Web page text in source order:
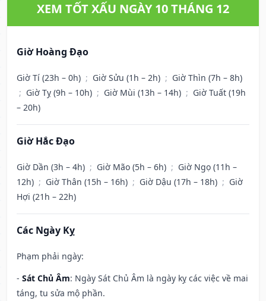
XEM TỐT XẤU NGÀY 10 THÁNG 12
Giờ Hoàng Đạo
Giờ Tí (23h – 0h) ; Giờ Sửu (1h – 2h) ; Giờ Thìn (7h – 8h)
; Giờ Tỵ (9h – 10h) ; Giờ Mùi (13h – 14h) ; Giờ Tuất (19h
– 20h)
Giờ Hắc Đạo
Giờ Dần (3h – 4h) ; Giờ Mão (5h – 6h) ; Giờ Ngọ (11h –
12h) ; Giờ Thân (15h – 16h) ; Giờ Dậu (17h – 18h) ; Giờ
Hợi (21h – 22h)
Các Ngày Kỵ
Phạm phải ngày:
- Sát Chủ Âm: Ngày Sát Chủ Âm là ngày kỵ các việc về mai
táng, tu sửa mộ phần.